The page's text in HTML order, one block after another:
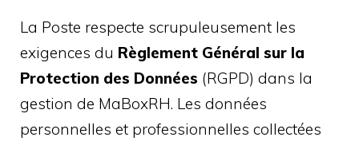
La Poste respecte scrupuleusement les
exigences du Règlement Général sur la
Protection des Données (RGPD) dans la
gestion de MaBoxRH. Les données
personnelles et professionnelles collectées